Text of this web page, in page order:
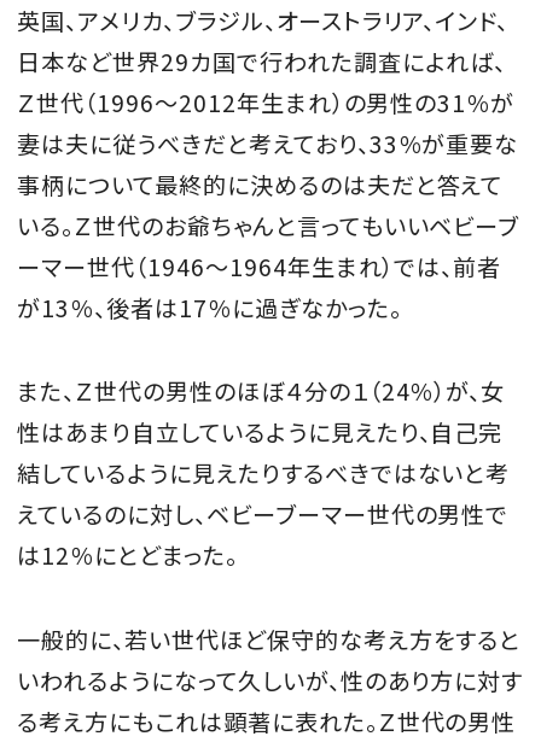
最新号を試し読み
英国、アメリカ、ブラジル、オーストラリア、インド、
日本など世界29カ国で行われた調査によれば、
Ｚ世代（1996〜2012年生まれ）の男性の31％が
妻は夫に従うべきだと考えており、33％が重要な
事柄について最終的に決めるのは夫だと答えて
いる。Ｚ世代のお爺ちゃんと言ってもいいベビーブ
ーマー世代（1946〜1964年生まれ）では、前者
が13％、後者は17％に過ぎなかった。
また、Ｚ世代の男性のほぼ４分の１（24％）が、女
性はあまり自立しているように見えたり、自己完
結しているように見えたりするべきではないと考
えているのに対し、ベビーブーマー世代の男性で
は12％にとどまった。
一般的に、若い世代ほど保守的な考え方をすると
いわれるようになって久しいが、性のあり方に対す
る考え方にもこれは顕著に表れた。Ｚ世代の男性